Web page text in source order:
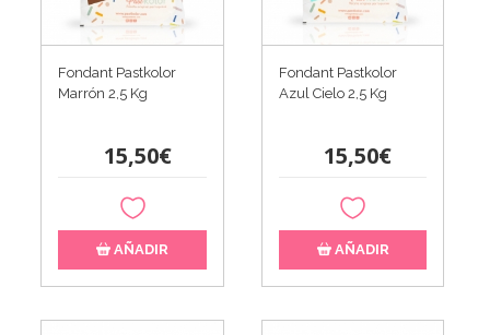
Fondant Pastkolor
Marrón 2,5 Kg
15,50€
AÑADIR
Fondant Pastkolor
Azul Cielo 2,5 Kg
15,50€
AÑADIR